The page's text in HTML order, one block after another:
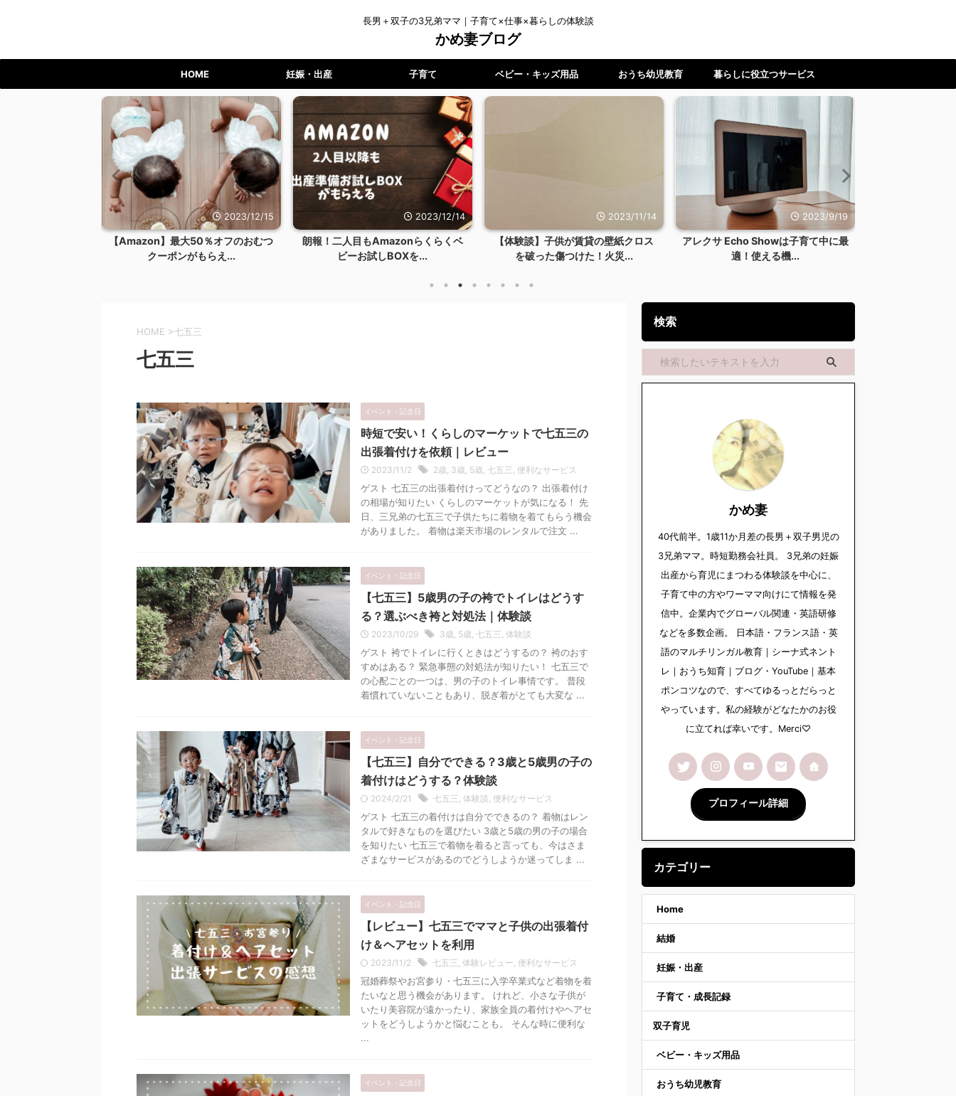
長男＋双子の3兄弟ママ｜子育て×仕事×暮らしの体験談
かめ妻ブログ
HOME 妊娠・出産 子育て ベビー・キッズ用品 おうち幼児教育 暮らしに役立つサービス
2023/12/15
【Amazon】最大50％オフのおむつ
クーポンがもらえ...
2023/12/14
朗報！二人目もAmazonらくらくベ
ビーお試しBOXを...
2023/11/14
【体験談】子供が賃貸の壁紙クロス
を破った傷つけた！火災...
2023/9/19
アレクサ Echo Showは子育て中に最
適！使える機...
HOME >七五三
七五三
イベント・記念日
時短で安い！くらしのマーケットで七五三の
出張着付けを依頼｜レビュー
2023/11/2 2歳 3歳 5歳 七五三 便利なサービス
ゲスト 七五三の出張着付けってどうなの？ 出張着付け
の相場が知りたい くらしのマーケットが気になる！ 先
日、三兄弟の七五三で子供たちに着物を着てもらう機会
がありました。 着物は楽天市場のレンタルで注文 ...
イベント・記念日
【七五三】5歳男の子の袴でトイレはどうす
る？選ぶべき袴と対処法｜体験談
2023/10/29 3歳 5歳 七五三 体験談
ゲスト 袴でトイレに行くときはどうするの？ 袴のおす
すめはある？ 緊急事態の対処法が知りたい！ 七五三で
の心配ごとの一つは、男の子のトイレ事情です。 普段
着慣れていないこともあり、脱ぎ着がとても大変な ...
イベント・記念日
【七五三】自分でできる？3歳と5歳男の子の
着付けはどうする？体験談
2024/2/21 七五三 体験談 便利なサービス
ゲスト 七五三の着付けは自分でできるの？ 着物はレン
タルで好きなものを選びたい 3歳と5歳の男の子の場合
を知りたい 七五三で着物を着ると言っても、今はさま
ざまなサービスがあるのでどうしようか迷ってしま ...
イベント・記念日
【レビュー】七五三でママと子供の出張着付
け＆ヘアセットを利用
2023/11/2 七五三 体験レビュー 便利なサービス
冠婚葬祭やお宮参り・七五三に入学卒業式など着物を着
たいなと思う機会があります。 けれど、小さな子供が
いたり美容院が遠かったり、家族全員の着付けやヘアセ
ットをどうしようかと悩むことも。 そんな時に便利な
...
イベント・記念日
検索
かめ妻
40代前半。1歳11か月差の長男＋双子男児の
3兄弟ママ。時短勤務会社員。 3兄弟の妊娠
出産から育児にまつわる体験談を中心に、
子育て中の方やワーママ向けにて情報を発
信中。企業内でグローバル関連・英語研修
などを多数企画。 日本語・フランス語・英
語のマルチリンガル教育｜シーナ式ネント
レ｜おうち知育｜ブログ・YouTube｜基本
ポンコツなので、すべてゆるっとだらっと
やっています。私の経験がどなたかのお役
に立てれば幸いです。Merci♡
プロフィール詳細
カテゴリー
Home
結婚
妊娠・出産
子育て・成長記録
双子育児
ベビー・キッズ用品
おうち幼児教育